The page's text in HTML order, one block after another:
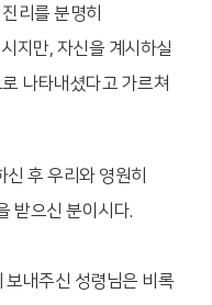
리를 분명히
지만, 자신을 계시하실
나타내셨다고 가르쳐
후 우리와 영원히
받으신 분이시다.
보내주신 성령님은 비록